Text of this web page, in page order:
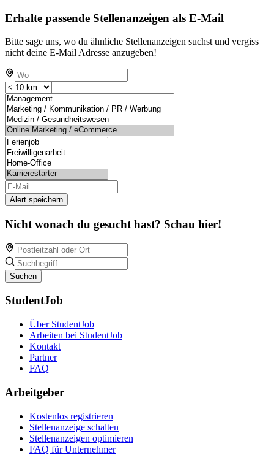
Erhalte passende Stellenanzeigen als E-Mail
Bitte sage uns, wo du ähnliche Stellenanzeigen suchst und vergiss
nicht deine E-Mail Adresse anzugeben!
Alert speichern
Nicht wonach du gesucht hast? Schau hier!
Suchen
StudentJob
Über StudentJob
Arbeiten bei StudentJob
Kontakt
Partner
FAQ
Arbeitgeber
Kostenlos registrieren
Stellenanzeige schalten
Stellenanzeigen optimieren
FAQ für Unternehmer